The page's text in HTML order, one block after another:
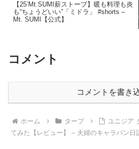
【25’Mt.SUMI薪ストーブ】暖も料理も炎
も“ちょうどいい”「ミドラ」 #shorts –
Mt. SUMI【公式】
コメント
コメントを書き
ホーム タープ
ユニジア
てみた【レビュー】 – 夫婦のキャラバン日